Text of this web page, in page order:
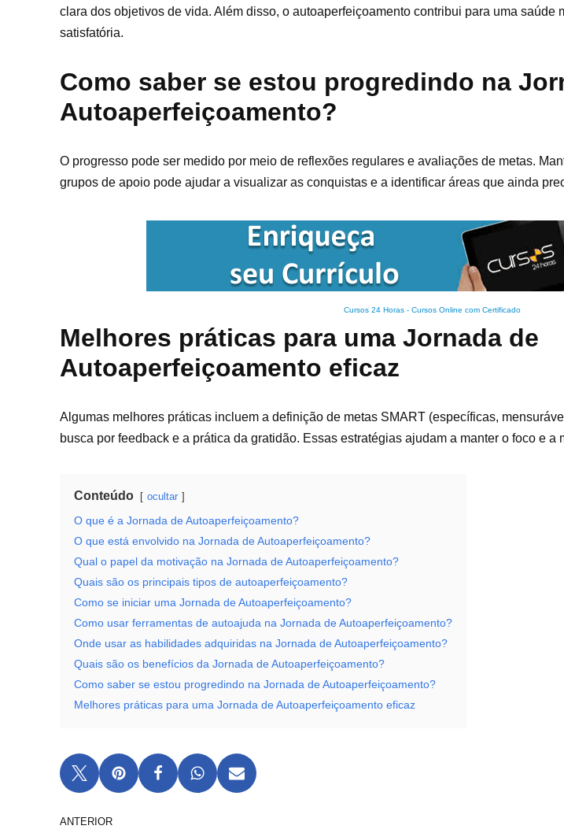
clara dos objetivos de vida. Além disso, o autoaperfeiçoamento contribui para uma saúde
satisfatória.
Como saber se estou progredindo na
Autoaperfeiçoamento?
O progresso pode ser medido por meio de reflexões regulares e avaliações de metas.
grupos de apoio pode ajudar a visualizar as conquistas e a identificar áreas que ainda
Cursos 24 Horas - Cursos Online com Certificado
Melhores práticas para uma Jornada de
Autoaperfeiçoamento eficaz
Algumas melhores práticas incluem a definição de metas SMART (específicas,
busca por feedback e a prática da gratidão. Essas estratégias ajudam a manter o foco e a
Conteúdo ocultar
O que é a Jornada de Autoaperfeiçoamento?
O que está envolvido na Jornada de Autoaperfeiçoamento?
Qual o papel da motivação na Jornada de Autoaperfeiçoamento?
Quais são os principais tipos de autoaperfeiçoamento?
Como se iniciar uma Jornada de Autoaperfeiçoamento?
Como usar ferramentas de autoajuda na Jornada de Autoaperfeiçoamento?
Onde usar as habilidades adquiridas na Jornada de Autoaperfeiçoamento?
Quais são os benefícios da Jornada de Autoaperfeiçoamento?
Como saber se estou progredindo na Jornada de Autoaperfeiçoamento?
Melhores práticas para uma Jornada de Autoaperfeiçoamento eficaz
ANTERIOR